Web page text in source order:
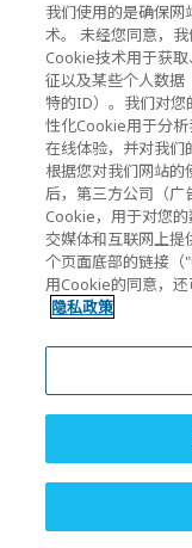
KIOXIA
投资人关系
隐私政策
Cookie设置
平行进口和假冒产品
Copyright ©
我们使用的是确保
术。 未经您同意，
Cookie技术用于获
征以及某些个人数
特的ID）。我们对
性化Cookie用于分
在线体验，并对我
根据您对我们网站
后，第三方公司（广
Cookie，用于对您
交媒体和互联网上提
个页面底部的链接
用Cookie的同意，还
隐私政策